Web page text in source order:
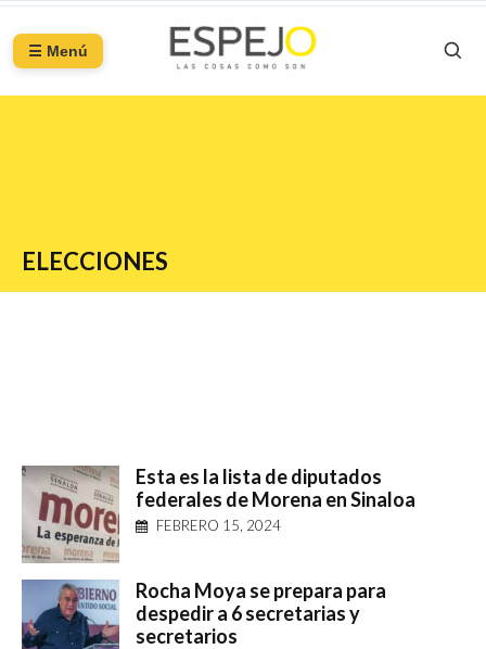
☰ Menú
ELECCIONES
Esta es la lista de diputados
federales de Morena en Sinaloa
FEBRERO 15, 2024
Rocha Moya se prepara para
despedir a 6 secretarias y
secretarios